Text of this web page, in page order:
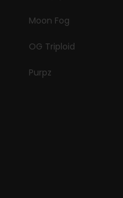
Moon Fog
OG Triploid
Purpz